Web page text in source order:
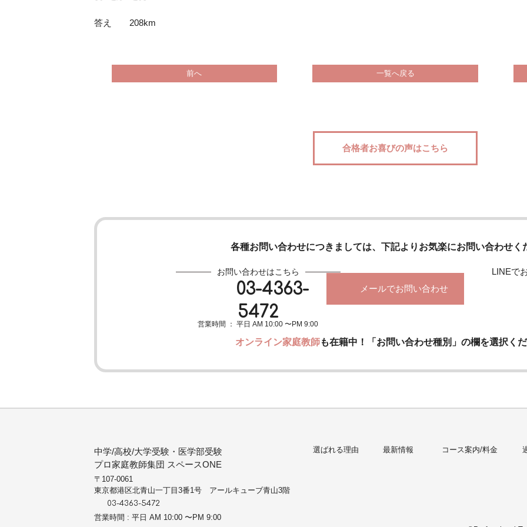
答え 208km
前へ 一覧へ戻る
合格者お喜びの声はこちら
各種お問い合わせにつきましては、下記よりお気楽にお問い合わせく
お問い合わせはこちら
03-4363-
5472
営業時間 ： 平日 AM 10:00 〜PM 9:00
メールでお問い合わせ
LINEで
オンライン家庭教師も在籍中！「お問い合わせ種別」の欄を選択くだ
中学/高校/大学受験・医学部受験
プロ家庭教師集団 スペースONE
〒107-0061
東京都港区北青山一丁目3番1号 アールキューブ青山3階
03-4363-5472
営業時間 : 平日 AM 10:00 〜PM 9:00
選ばれる理由 最新情報 コース案内/料金